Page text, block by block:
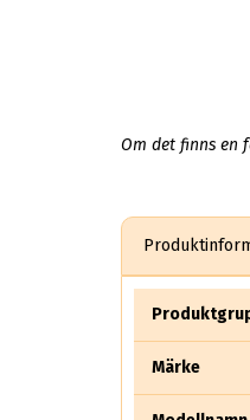
Om det finns en
Märke